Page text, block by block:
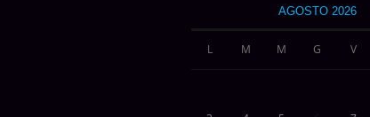
AGOSTO 2026
L M M G V